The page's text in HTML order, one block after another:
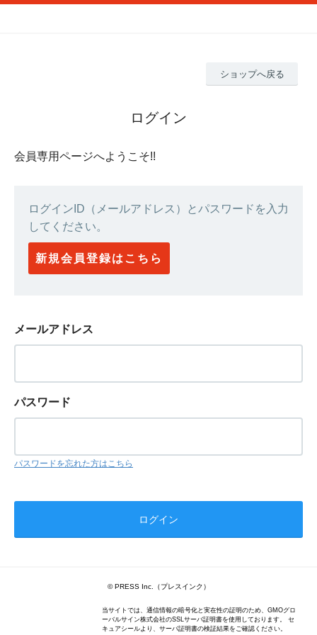
ショップへ戻る
ログイン
会員専用ページへようこそ!!
ログインID（メールアドレス）とパスワードを入力
してください。
新規会員登録はこちら
メールアドレス
パスワード
パスワードを忘れた方はこちら
© PRESS Inc.（プレスインク）
当サイトでは、通信情報の暗号化と実在性の証明のため、GMOグロ
ーバルサイン株式会社のSSLサーバ証明書を使用しております。 セ
キュアシールより、サーバ証明書の検証結果をご確認ください。